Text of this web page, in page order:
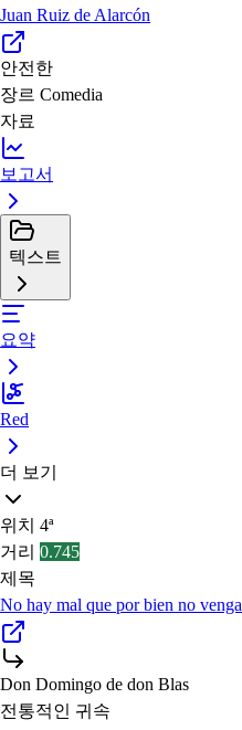
Juan Ruiz de Alarcón
안전한
장르 Comedia
자료
보고서
텍스트
요약
Red
더 보기
위치 4ª
거리 0.745
제목
No hay mal que por bien no venga
Don Domingo de don Blas
전통적인 귀속